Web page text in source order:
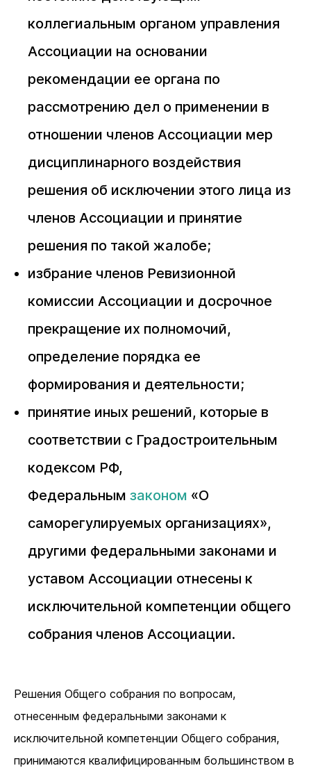
коллегиальным органом управления
Ассоциации на основании
рекомендации ее органа по
рассмотрению дел о применении в
отношении членов Ассоциации мер
дисциплинарного воздействия
решения об исключении этого лица из
членов Ассоциации и принятие
решения по такой жалобе;
избрание членов Ревизионной
комиссии Ассоциации и досрочное
прекращение их полномочий,
определение порядка ее
формирования и деятельности;
принятие иных решений, которые в
соответствии с Градостроительным
кодексом РФ,
Федеральным законом «О
саморегулируемых организациях»,
другими федеральными законами и
уставом Ассоциации отнесены к
исключительной компетенции общего
собрания членов Ассоциации.
Решения Общего собрания по вопросам,
отнесенным федеральными законами к
исключительной компетенции Общего собрания,
принимаются квалифицированным большинством в